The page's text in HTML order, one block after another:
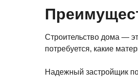
Строительство дома —
потребуется, какие
Надежный застройщик